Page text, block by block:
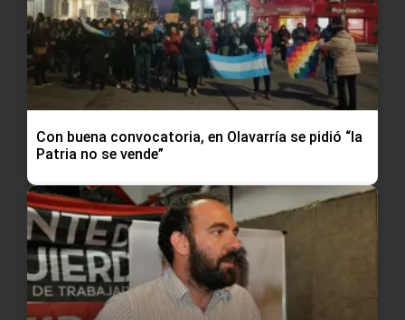
Con buena convocatoria, en Olavarría se pidió “la
Patria no se vende”